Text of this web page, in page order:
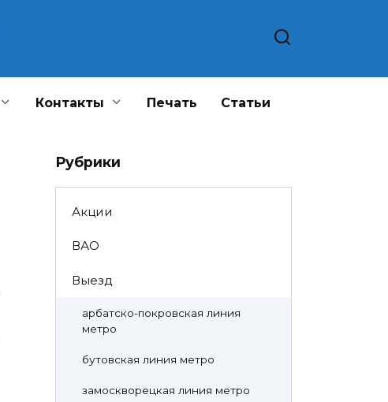
Контакты Печать Статьи
Рубрики
Акции
ВАО
Выезд
арбатско-покровская линия
метро
бутовская линия метро
замоскворецкая линия метро